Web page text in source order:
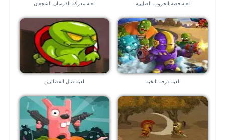
لعبة قصة الحروب الصليبية لعبة معركة الفرسان الشجعان
لعبة فرقة النخبة لعبة قتال الفضائيين